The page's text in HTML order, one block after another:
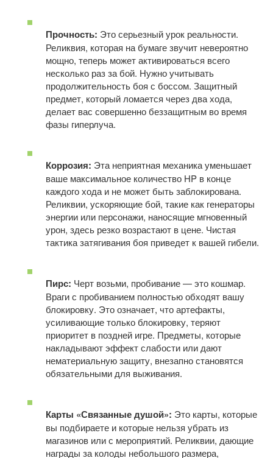
Прочность: Это серьезный урок реальности.
Реликвия, которая на бумаге звучит невероятно
мощно, теперь может активироваться всего
несколько раз за бой. Нужно учитывать
продолжительность боя с боссом. Защитный
предмет, который ломается через два хода,
делает вас совершенно беззащитным во время
фазы гиперлуча.
Коррозия: Эта неприятная механика уменьшает
ваше максимальное количество HP в конце
каждого хода и не может быть заблокирована.
Реликвии, ускоряющие бой, такие как генераторы
энергии или персонажи, наносящие мгновенный
урон, здесь резко возрастают в цене. Чистая
тактика затягивания боя приведет к вашей гибели.
Пирс: Черт возьми, пробивание — это кошмар.
Враги с пробиванием полностью обходят вашу
блокировку. Это означает, что артефакты,
усиливающие только блокировку, теряют
приоритет в поздней игре. Предметы, которые
накладывают эффект слабости или дают
нематериальную защиту, внезапно становятся
обязательными для выживания.
Карты «Связанные душой»: Это карты, которые
вы подбираете и которые нельзя убрать из
магазинов или с мероприятий. Реликвии, дающие
награды за колоды небольшого размера,